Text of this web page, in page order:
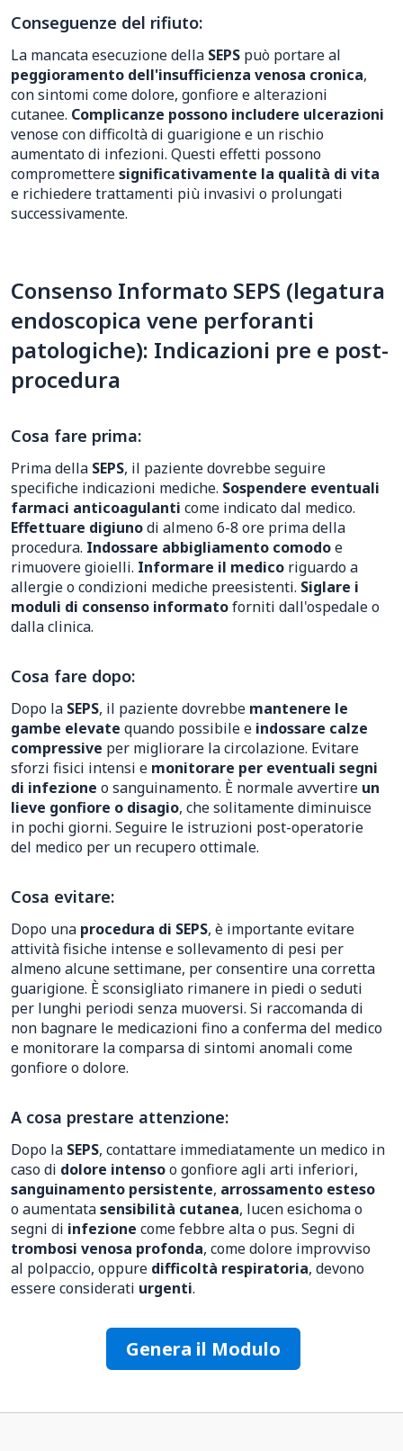
Conseguenze del rifiuto:
La mancata esecuzione della SEPS può portare al
peggioramento dell'insufficienza venosa cronica,
con sintomi come dolore, gonfiore e alterazioni
cutanee. Complicanze possono includere ulcerazioni
venose con difficoltà di guarigione e un rischio
aumentato di infezioni. Questi effetti possono
comprometteresignificativamente la qualità di vita
e richiedere trattamenti più invasivi o prolungati
successivamente.
Consenso Informato SEPS (legatura
endoscopica vene perforanti
patologiche): Indicazioni pre e post-
procedura
Cosa fare prima:
Prima della SEPS, il paziente dovrebbe seguire
specifiche indicazioni mediche. Sospendere eventuali
farmaci anticoagulanti come indicato dal medico.
Effettuare digiunodi almeno 6-8 ore prima della
procedura. Indossare abbigliamento comodoe
rimuovere gioielli. Informare il medico riguardo a
allergie o condizioni mediche preesistenti. Siglare i
moduli di consenso informatoforniti dall'ospedale o
dalla clinica.
Cosa fare dopo:
Dopo la SEPS, il paziente dovrebbe mantenere le
gambe elevate quando possibile e indossare calze
compressive per migliorare la circolazione. Evitare
sforzi fisici intensi e monitorare per eventuali segni
di infezione o sanguinamento. È normale avvertire un
lieve gonfiore o disagio, che solitamente diminuisce
in pochi giorni. Seguire le istruzioni post-operatorie
del medico per un recupero ottimale.
Cosa evitare:
Dopo una procedura di SEPS, è importante evitare
attività fisiche intense e sollevamento di pesi per
almeno alcune settimane, per consentire una corretta
guarigione. È sconsigliato rimanere in piedi o seduti
per lunghi periodi senza muoversi. Si raccomanda di
non bagnare le medicazioni fino a conferma del medico
e monitorare la comparsa di sintomi anomali come
gonfiore o dolore.
A cosa prestare attenzione:
Dopo la SEPS, contattare immediatamente un medico in
caso di dolore intensoo gonfiore agli arti inferiori,
sanguinamento persistente, arrossamento esteso
o aumentatasensibilità cutanea, lucen esichoma o
segni di infezione come febbre alta o pus. Segni di
trombosi venosa profonda, come dolore improvviso
al polpaccio, oppure difficoltà respiratoria, devono
essere considerati urgenti.
Genera il Modulo